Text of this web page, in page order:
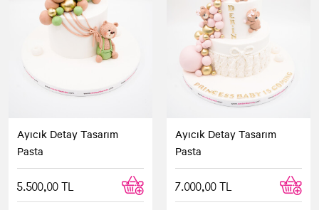
Ayıcık Detay Tasarım
Pasta
5.500,00 TL
Ayıcık Detay Tasarım
Pasta
7.000,00 TL